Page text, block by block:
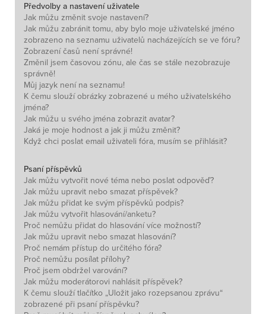
Předvolby a nastavení uživatele
Jak můžu změnit svoje nastavení?
Jak můžu zabránit tomu, aby bylo moje uživatelské jméno
zobrazeno na seznamu uživatelů nacházejících se ve fóru?
Zobrazení časů není správné!
Změnil jsem časovou zónu, ale čas se stále nezobrazuje
správně!
Můj jazyk není na seznamu!
K čemu slouží obrázky zobrazené u mého uživatelského
jména?
Jak můžu u svého jména zobrazit avatar?
Jaká je moje hodnost a jak ji můžu změnit?
Když chci poslat email uživateli fóra, musím se přihlásit?
Psaní příspěvků
Jak můžu vytvořit nové téma nebo poslat odpověď?
Jak můžu upravit nebo smazat příspěvek?
Jak můžu přidat ke svým příspěvků podpis?
Jak můžu vytvořit hlasování/anketu?
Proč nemůžu přidat do hlasování více možností?
Jak můžu upravit nebo smazat hlasování?
Proč nemám přístup do určitého fóra?
Proč nemůžu posílat přílohy?
Proč jsem obdržel varování?
Jak můžu moderátorovi nahlásit příspěvek?
K čemu slouží tlačítko „Uložit jako rozepsanou zprávu“
zobrazené při psaní příspěvku?